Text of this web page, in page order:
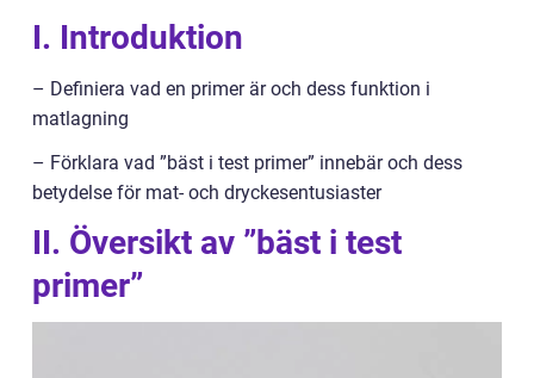
I. Introduktion
– Definiera vad en primer är och dess funktion i
matlagning
– Förklara vad ”bäst i test primer” innebär och dess
betydelse för mat- och dryckesentusiaster
II. Översikt av ”bäst i test
primer”